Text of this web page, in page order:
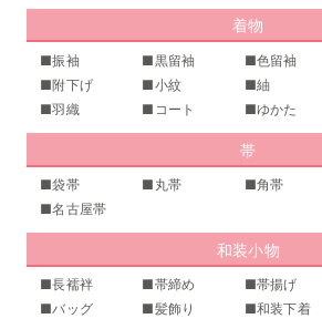
着物
■振袖 ■黒留袖 ■色留袖
■附下げ
■小紋 ■紬
■羽織
■コート ■ゆかた
帯
■袋帯 ■丸帯 ■角帯
■名古屋帯
和装小物
■長襦袢 ■帯締め ■帯揚げ
■バッグ
■髪飾り ■和装下着